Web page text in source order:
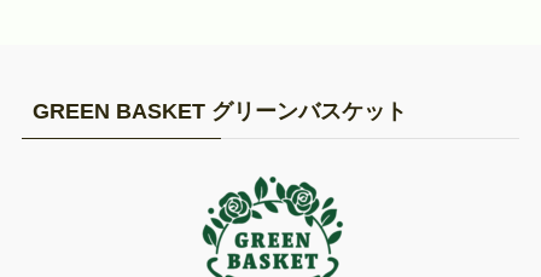
GREEN BASKET グリーンバスケット